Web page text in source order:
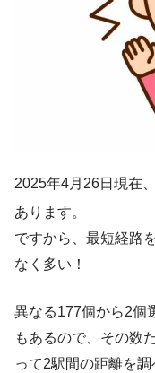
2025年4月26日現在
あります。
ですから、最短経路
なく多い！
異なる177個から2個
もあるので、その数
って2駅間の距離を